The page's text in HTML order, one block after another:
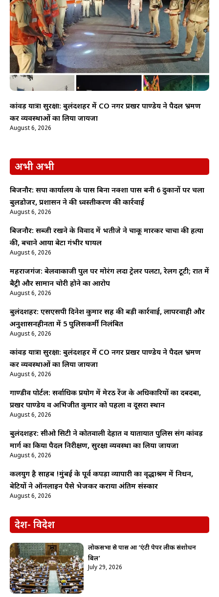
कांवड़ यात्रा सुरक्षा: बुलंदशहर में CO नगर प्रखर पाण्डेय ने पैदल भ्रमण
कर व्यवस्थाओं का लिया जायजा
August 6, 2026
अभी अभी
बिजनौर: सपा कार्यालय के पास बिना नक्शा पास बनी 6 दुकानों पर चला
बुलडोजर, प्रशासन ने की ध्वस्तीकरण की कार्रवाई
August 6, 2026
बिजनौर: सब्जी रखने के विवाद में भतीजे ने चाकू मारकर चाचा की हत्या
की, बचाने आया बेटा गंभीर घायल
August 6, 2026
महराजगंज: बेलवाकाजी पुल पर मोरंग लदा ट्रेलर पलटा, रेलिंग टूटी; रात में
बैट्री और सामान चोरी होने का आरोप
August 6, 2026
बुलंदशहर: एसएसपी दिनेश कुमार सिंह की बड़ी कार्रवाई, लापरवाही और
अनुशासनहीनता में 5 पुलिसकर्मी निलंबित
August 6, 2026
कांवड़ यात्रा सुरक्षा: बुलंदशहर में CO नगर प्रखर पाण्डेय ने पैदल भ्रमण
कर व्यवस्थाओं का लिया जायजा
August 6, 2026
गाण्डीव पोर्टल: सर्वाधिक प्रयोग में मेरठ रेंज के अधिकारियों का दबदबा,
प्रखर पाण्डेय व अभिजीत कुमार को पहला व दूसरा स्थान
August 6, 2026
बुलंदशहर: सीओ सिटी ने कोतवाली देहात व यातायात पुलिस संग कांवड़
मार्ग का किया पैदल निरीक्षण, सुरक्षा व्यवस्था का लिया जायजा
August 6, 2026
कलयुग है साहब !मुंबई के पूर्व कपड़ा व्यापारी का वृद्धाश्रम में निधन,
बेटियों ने ऑनलाइन पैसे भेजकर कराया अंतिम संस्कार
August 6, 2026
देश- विदेश
लोकसभा से पास हुआ ‘एंटी पेपर लीक संशोधन
बिल’
July 29, 2026